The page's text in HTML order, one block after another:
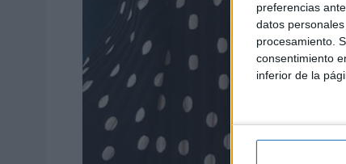
preferencias
datos
procesamiento.
consentimiento
inferior de la